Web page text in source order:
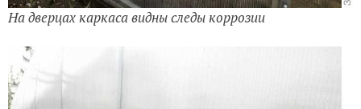
На дверцах каркаса видны следы коррозии